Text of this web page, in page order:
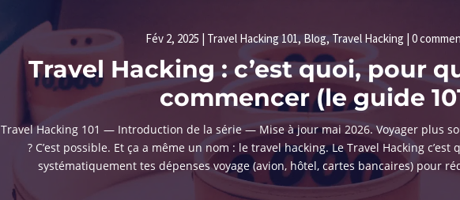
Fév 2, 2025 | Travel Hacking 101, Blog, Travel Hacking | 0
Travel Hacking : c’est quoi, pour
commencer (le guide
Travel Hacking 101 — Introduction de la série — Mise à jour mai 2026. Voyager plus
? C’est possible. Et ça a même un nom : le travel hacking. Le Travel Hacking
systématiquement tes dépenses voyage (avion, hôtel, cartes bancaires) pour